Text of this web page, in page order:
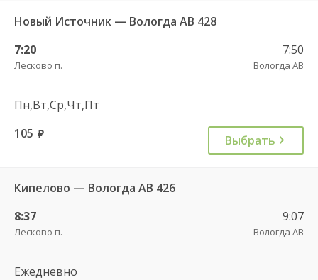
Новый Источник — Вологда АВ 428
7:20
Лесково п.
7:50
Вологда АВ
Пн,Вт,Ср,Чт,Пт
105 руб. Выбрать
Кипелово — Вологда АВ 426
8:37
Лесково п.
9:07
Вологда АВ
Ежедневно